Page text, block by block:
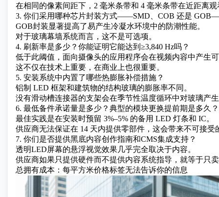
在相同的像素间距下，2 毫米条带和 4 毫米条带在近距离
3. 你们采用哪种芯片封装方式——SMD、COB 还是
GOB封装显著提高了易产生冷凝水环境中的防潮性能。
对于玻璃幕墙系统而言，这不是可选项。
4. 刷新率是多少？你能证明它能达到≥3,840 Hz吗？
低于此阈值，面向摄像头的应用程序会在视频内容中产生
这不仅在技术上重要，在商业上也很重要。
5. 安装系统中内置了哪些热膨胀补偿措施？
铝制 LED 框架和建筑物的结构玻璃的膨胀率不同。
没有滑动槽连接器的支架会在季节性温度循环中对玻璃产
6. 最低备件承诺量是多少？典型的模块更换提前期是多久？
最佳实践是在安装时预留 3%–5% 的备用 LED 灯条和 IC。
供应商无法保证在 14 天内提供零部件，这会带来不可接受
7. 你们是否提供黑底内容创作指南和CMS集成支持？
透明LED屏幕的悬浮视觉效果几乎完全取决于内容。
供应商如果只提供硬件而不提供内容系统指导，就等于只
总拥有成本：每平方米价格标签无法告诉你的信息